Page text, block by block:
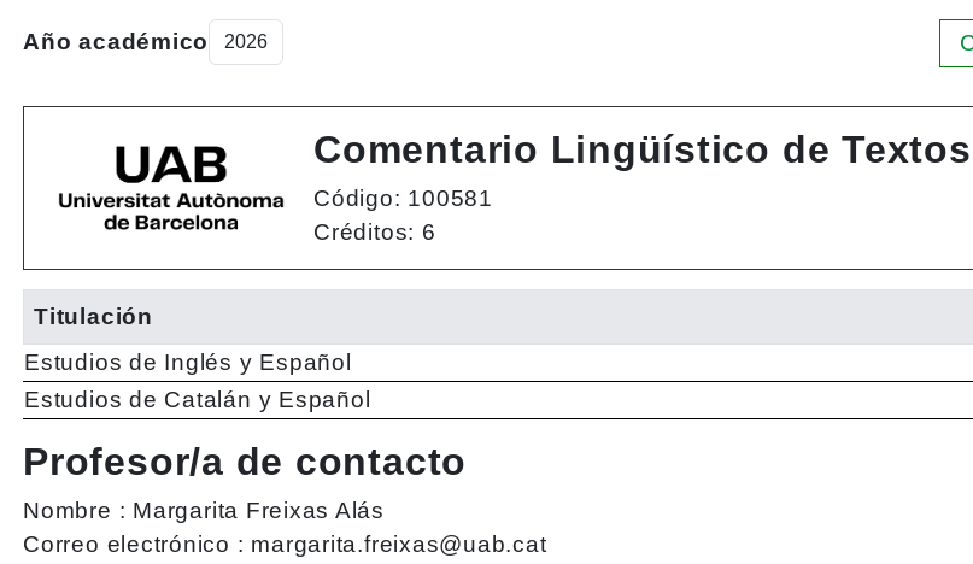
Año académico
Comentario Lingüístico de
Código: 100581
Créditos: 6
Titulación
Estudios de Inglés y Español
Estudios de Catalán y Español
Profesor/a de contacto
Nombre : Margarita Freixas Alás
Correo electrónico : margarita.freixas@uab.cat